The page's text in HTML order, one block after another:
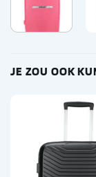
JE ZOU OOK